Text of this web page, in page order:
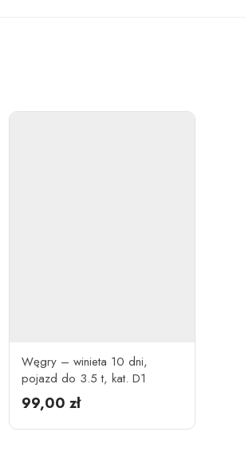
Węgry – winieta 10 dni,
pojazd do 3.5 t, kat. D1
99,00 zł